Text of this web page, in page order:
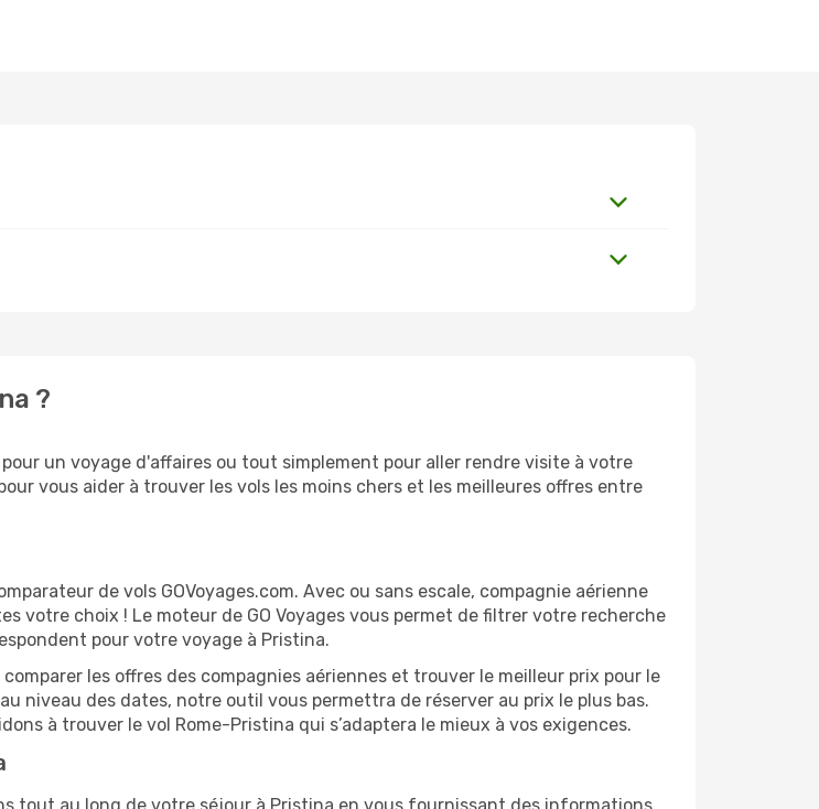
?
un voyage d'affaires ou tout simplement pour aller rendre visite à votre
vous aider à trouver les vols les moins chers et les meilleures offres entre
de vols GOVoyages.com. Avec ou sans escale, compagnie aérienne
votre choix ! Le moteur de GO Voyages vous permet de filtrer votre recherche
pour votre voyage à Pristina.
les offres des compagnies aériennes et trouver le meilleur prix pour le
niveau des dates, notre outil vous permettra de réserver au prix le plus bas.
à trouver le vol Rome-Pristina qui s’adaptera le mieux à vos exigences.